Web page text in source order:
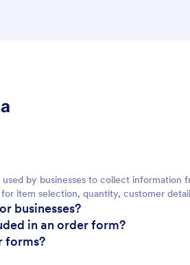
by businesses to collect information
item selection, quantity, customer
businesses?
in an order form?
forms?